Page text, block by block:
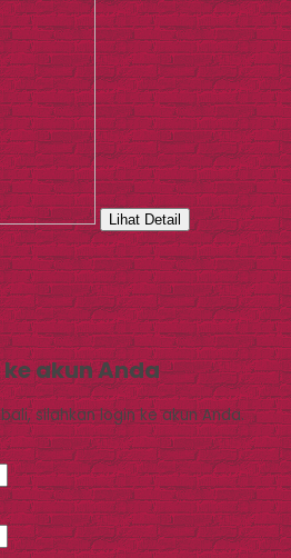
Lihat Detail
akun Anda
silahkan login ke akun Anda.